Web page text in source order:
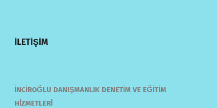
İLETİŞİM
İNCİROĞLU DANIŞMANLIK DENETİM VE EĞİTİM
HİZMETLERİ